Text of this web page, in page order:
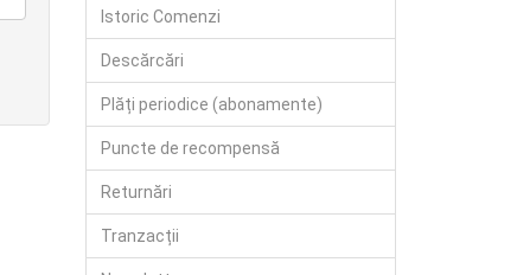
Istoric Comenzi
Descărcări
Plăți periodice (abonamente)
Puncte de recompensă
Returnări
Tranzacții